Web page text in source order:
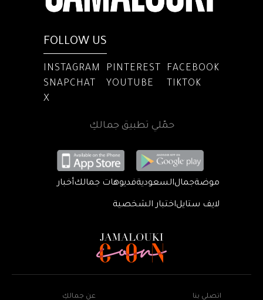
FOLLOW US
INSTAGRAM PINTEREST
FACEBOOK
SNAPCHAT
YOUTUBE
TIKTOK
X
حمّلي تطبيق جمالكِ
موضةجمالالسعوديةفديوهات جمالكأخبار
لايف ستايلاختبار الشخصية
اتصلي بنا عن جمالكِ